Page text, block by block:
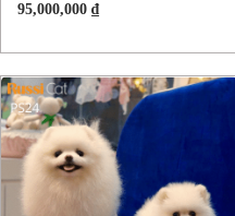
95,000,000 ₫